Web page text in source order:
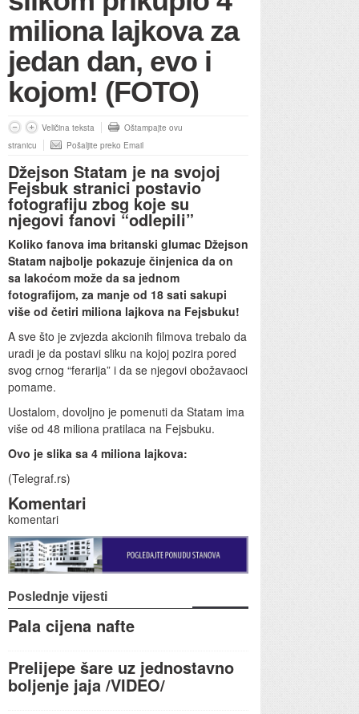
miliona lajkova za
jedan dan, evo i
kojom! (FOTO)
Veličina teksta
Oštampajte ovu
stranicu
Pošaljite preko Email
Džejson Statam je na svojoj
Fejsbuk stranici postavio
fotografiju zbog koje su
njegovi fanovi “odlepili”
Koliko fanova ima britanski glumac Džejson
Statam najbolje pokazuje činjenica da on
sa lakoćom može da sa jednom
fotografijom, za manje od 18 sati sakupi
više od četiri miliona lajkova na Fejsbuku!
A sve što je zvjezda akcionih filmova trebalo da
uradi je da postavi sliku na kojoj pozira pored
svog crnog “ferarija” i da se njegovi obožavaoci
pomame.
Uostalom, dovoljno je pomenuti da Statam ima
više od 48 miliona pratilaca na Fejsbuku.
Ovo je slika sa 4 miliona lajkova:
(Telegraf.rs)
Komentari
komentari
Poslednje vijesti
Pala cijena nafte
Prelijepe šare uz jednostavno
boljenje jaja /VIDEO/